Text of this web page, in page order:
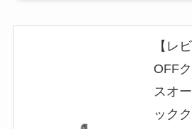
【レ
OFF
スオ
ック